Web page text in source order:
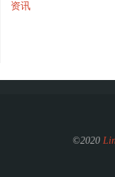
资讯
©2020